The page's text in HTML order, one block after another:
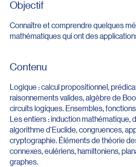
Objectif
Connaître et comprendre quelques
mathématiques qui ont des
Contenu
Logique : calcul propositionnel,
raisonnements valides, algèbre de
circuits logiques. Ensembles,
Les entiers : induction mathématique,
algorithme d'Euclide, congruences,
cryptographie. Éléments de théorie
connexes, eulériens, hamiltoniens,
graphes.